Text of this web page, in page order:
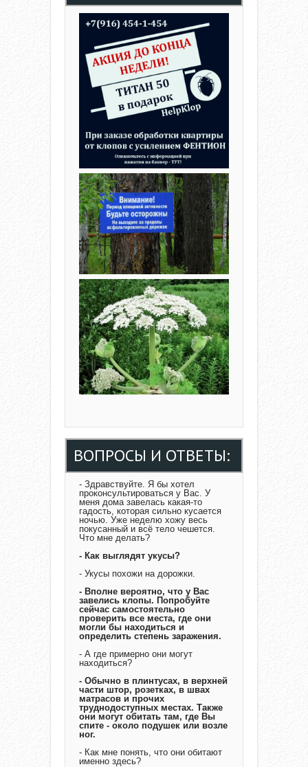
ВОПРОСЫ И ОТВЕТЫ:
- Здравствуйте. Я бы хотел
проконсультироваться у Вас. У
меня дома завелась какая-то
гадость, которая сильно кусается
ночью. Уже неделю хожу весь
покусанный и всё тело чешется.
Что мне делать?
- Как выглядят укусы?
- Укусы похожи на дорожки.
- Вполне вероятно, что у Вас
завелись клопы. Попробуйте
сейчас самостоятельно
проверить все места, где они
могли бы находиться и
определить степень заражения.
- А где примерно они могут
находиться?
- Обычно в плинтусах, в верхней
части штор, розетках, в швах
матрасов и прочих
труднодоступных местах. Также
они могут обитать там, где Вы
спите - около подушек или возле
ног.
- Как мне понять, что они обитают
именно здесь?